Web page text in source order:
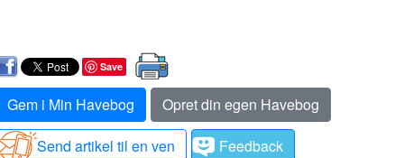
Save
Gem i Min Havebog
Opret din egen Havebog
Send artikel til en ven
Feedback